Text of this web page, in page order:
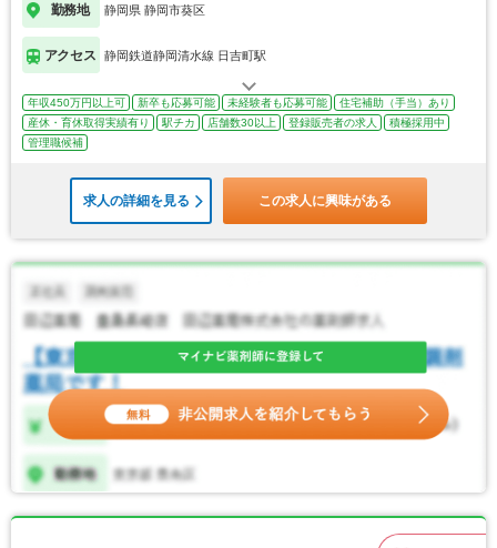
勤務地 静岡県 静岡市葵区
アクセス 静岡鉄道静岡清水線 日吉町駅
年収450万円以上可 新卒も応募可能 未経験者も応募可能
住宅補助（手当）あり
産休・育休取得実績有り
駅チカ 店舗数30以上 登録販売者の求人
積極採用中
管理職候補
求人の詳細を見る この求人に興味がある